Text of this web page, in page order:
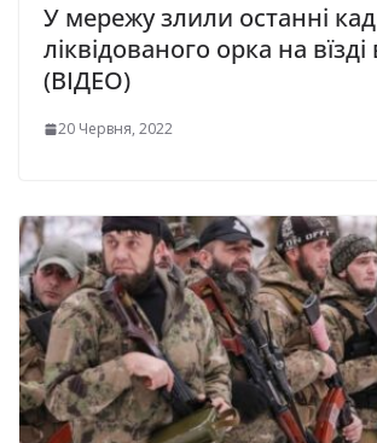
У мережу злили останні
ліквідованого орка на вїзді
(ВІДЕО)
20 Червня, 2022